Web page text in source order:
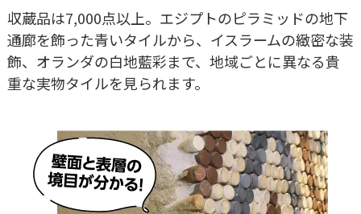
収蔵品は7,000点以上。エジプトのピラミッドの地下
通廊を飾った青いタイルから、イスラームの緻密な装
飾、オランダの白地藍彩まで、地域ごとに異なる貴
重な実物タイルを見られます。